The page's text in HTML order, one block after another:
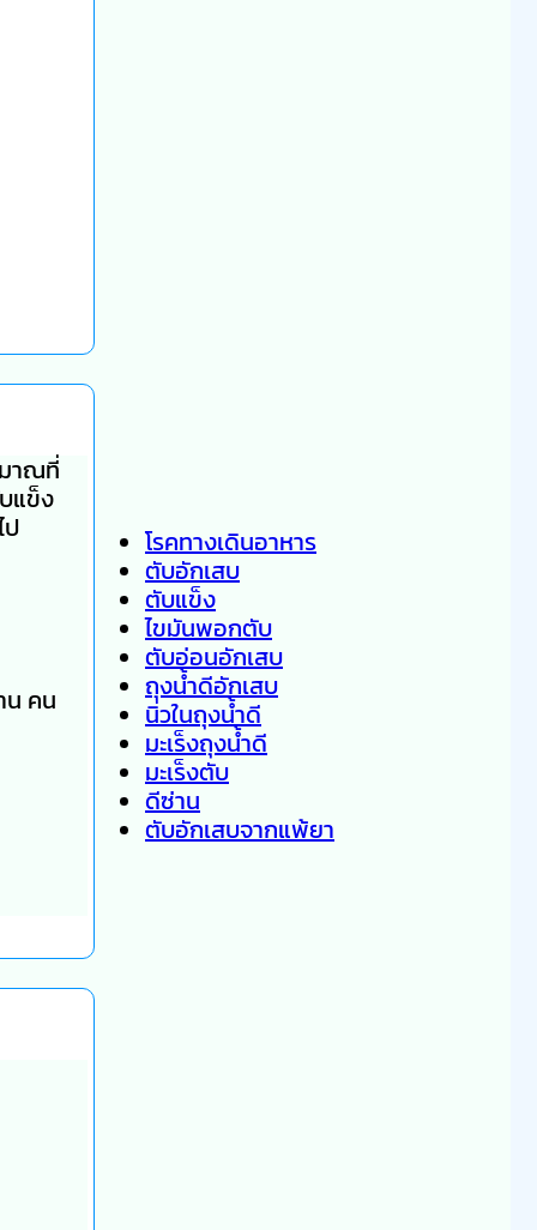
าณที่
แข็ง
น คน
โรคทางเดินอาหาร
ตับอักเสบ
ตับแข็ง
ไขมันพอกตับ
ตับอ่อนอักเสบ
ถุงน้ำดีอักเสบ
นิ่วในถุงน้ำดี
มะเร็งถุงน้ำดี
มะเร็งตับ
ดีซ่าน
ตับอักเสบจากแพ้ยา